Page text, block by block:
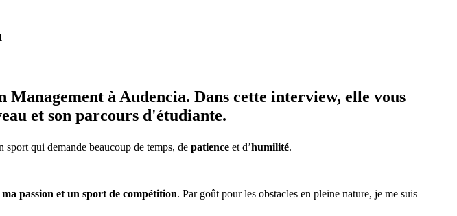
à Audencia. Dans cette interview, elle vous
et son parcours d'étudiante.
qui demande beaucoup de temps, de patience et d’humilité.
ma passion et un sport de compétition. Par goût pour les obstacles en pleine nature, je me suis